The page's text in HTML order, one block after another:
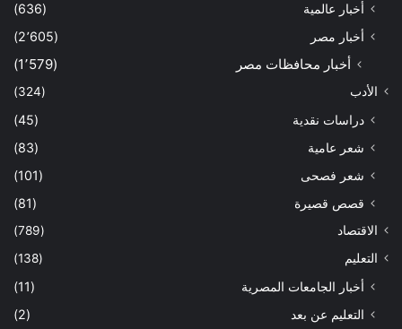
أخبار عالمية
(636)
أخبار مصر
(2٬605)
أخبار محافظات مصر (1٬579)
الأدب (324)
دراسات نقدية
(45)
شعر عامية
(83)
شعر فصحى
(101)
قصص قصيرة
(81)
الاقتصاد
(789)
التعليم
(138)
أخبار الجامعات المصرية
(11)
التعليم عن بعد
(2)